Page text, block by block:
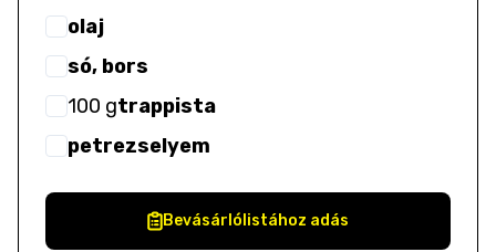
olaj
só, bors
100 gtrappista
petrezselyem
Bevásárlólistához adás